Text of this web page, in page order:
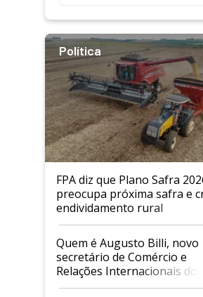
Política
FPA diz que Plano Safra
preocupa próxima safra e
endividamento rural
Quem é Augusto Billi, novo
secretário de Comércio e
Relações Internacionais do
Mapa